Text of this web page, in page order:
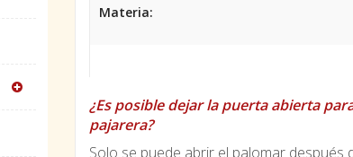
Materia:
¿Es posible dejar la puerta abierta
pajarera?
Solo se puede abrir el palomar